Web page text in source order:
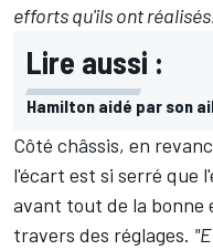
efforts qu'ils ont
Lire aussi :
Hamilton aidé par son
Côté châssis, en
l'écart est si serré que
avant tout de la bonne
travers des réglages.